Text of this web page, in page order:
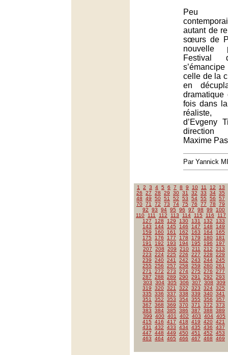
Peu
autant de
sœurs de
nouvelle
Festival
celle de la
en
fois dans
d’Evgeny
direction
Maxime
Par Yannick
1 2 3 4 5 6 7 8 9 10 11 12
13
26
27 28 29 30 31 32 33 34 35
48
49 50 51 52 53 54 55 56
57
70 71 72 73 74 75 76 77 78
79
92
93 94 95 96 97 98 99
100
110
111 112 113 114 115 116
117
127
128 129 130 131 132
133
143
144 145 146 147 148
149
159
160 161 162 163 164
165
175
176 177 178 179 180
181
191
192 193 194 195 196
197
207
208 209 210 211 212
213
223
224 225 226 227 228
229
239
240 241 242 243 244 245
255
256 257 258 259 260 261
271
272 273 274 275 276
277
287
288 289 290 291 292
293
303
304 305 306 307 308
309
319
320 321 322 323 324 325
335
336 337 338 339 340 341
351
352 353 354 355 356
357
367
368 369 370 371 372
373
383
384 385 386 387 388
389
399
400 401 402 403 404 405
415
416 417 418 419 420 421
431
432 433 434 435 436
437
447
448 449 450 451 452
453
463
464 465 466 467 468 469